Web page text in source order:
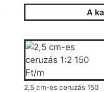
A
2,5 cm-es ceruzás 150